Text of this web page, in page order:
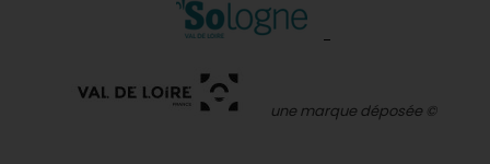
une marque déposée ©